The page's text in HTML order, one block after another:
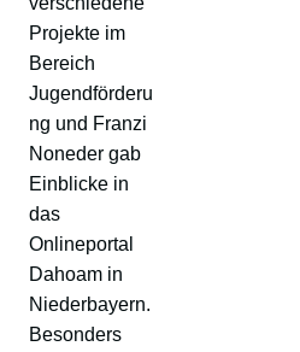
Projekte im
Bereich
Jugendförderu
ng und Franzi
Noneder gab
Einblicke in
das
Onlineportal
Dahoam in
Niederbayern.
Besonders